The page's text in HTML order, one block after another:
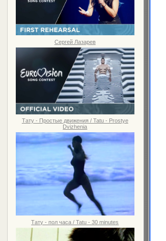
Сергей Лазарев
Тату - Простые движения / Tatu - Prostye
Dvizhenia
Тату - пол часа / Tatu - 30 minutes